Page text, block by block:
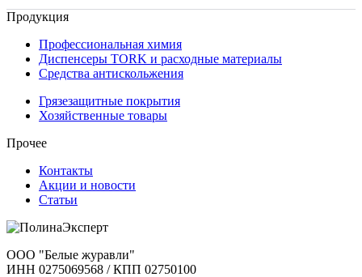
Продукция
Профессиональная химия
Диспенсеры TORK и расходные материалы
Cредства антискольжения
Грязезащитные покрытия
Хозяйственные товары
Прочее
Контакты
Акции и новости
Статьи
ООО "Белые журавли"
ИНН 0275069568 / КПП 02750100